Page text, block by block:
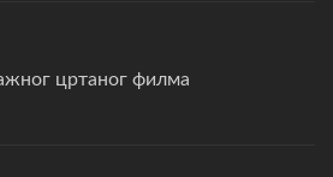
цртаног филма